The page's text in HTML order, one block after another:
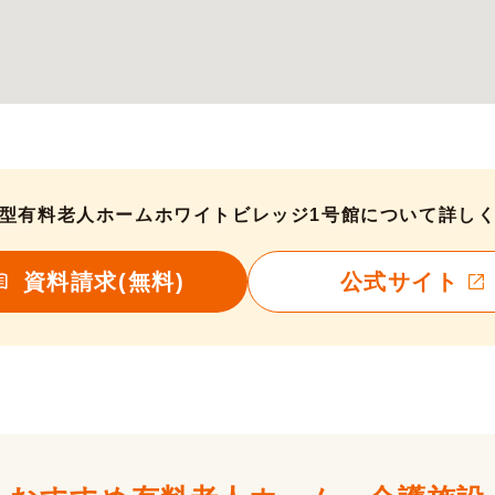
有料老人ホームホワイトビレッジ1号館について詳し
資料請求(無料) 公式サイト